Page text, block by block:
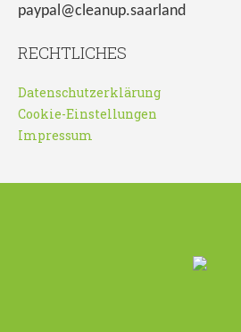
paypal@cleanup.saarland
RECHTLICHES
Datenschutzerklärung
Cookie-Einstellungen
Impressum